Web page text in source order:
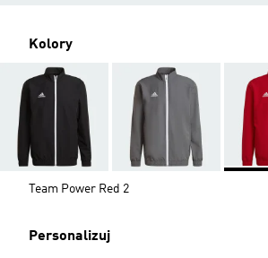
Kolory
Team Power Red 2
Personalizuj